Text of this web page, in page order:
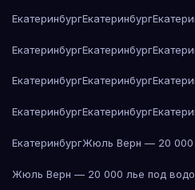
ЕкатеринбургЕкатеринбург
ЕкатеринбургЕкатеринбург
ЕкатеринбургЕкатеринбург
ЕкатеринбургЕкатеринбург
ЕкатеринбургЖюль Верн — 20 000
Жюль Верн — 20 000 лье под